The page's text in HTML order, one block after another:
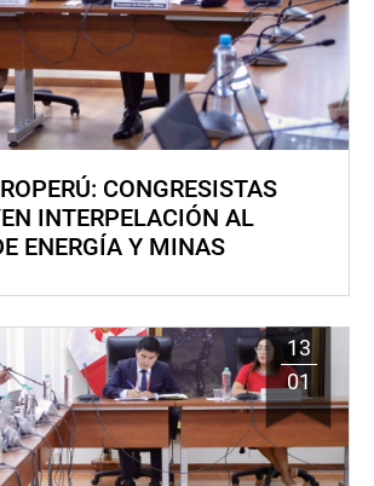
CONGRESISTAS
INTERPELACIÓN AL
ENERGÍA Y MINAS
13
01